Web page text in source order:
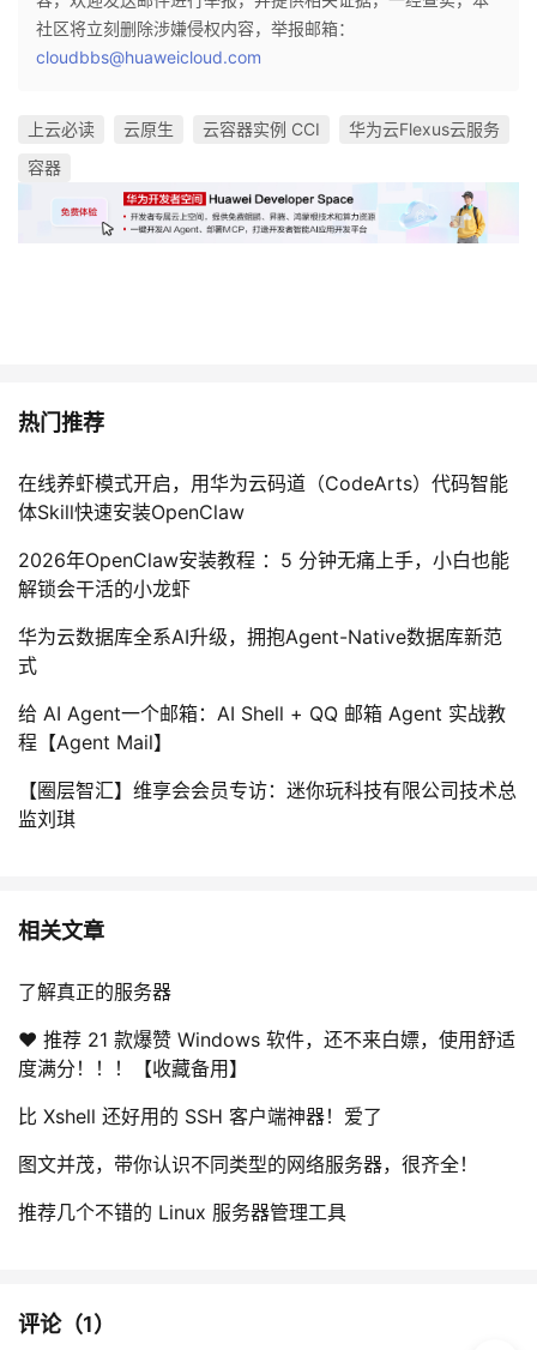
社区将立刻删除涉嫌侵权内容，举报邮箱：
cloudbbs@huaweicloud.com
上云必读 云原生 云容器实例 CCI
华为云Flexus云服务
容器
热门推荐
在线养虾模式开启，用华为云码道（CodeArts）代码智能
体Skill快速安装OpenClaw
2026年OpenClaw安装教程 ：5 分钟无痛上手，小白也能
解锁会干活的小龙虾
华为云数据库全系AI升级，拥抱Agent-Native数据库新范
式
给 AI Agent一个邮箱：AI Shell + QQ 邮箱 Agent 实战教
程【Agent Mail】
【圈层智汇】维享会会员专访：迷你玩科技有限公司技术总
监刘琪
相关文章
了解真正的服务器
❤️ 推荐 21 款爆赞 Windows 软件，还不来白嫖，使用舒适
度满分！！！【收藏备用】
比 Xshell 还好用的 SSH 客户端神器！爱了
图文并茂，带你认识不同类型的网络服务器，很齐全！
推荐几个不错的 Linux 服务器管理工具
评论（1）